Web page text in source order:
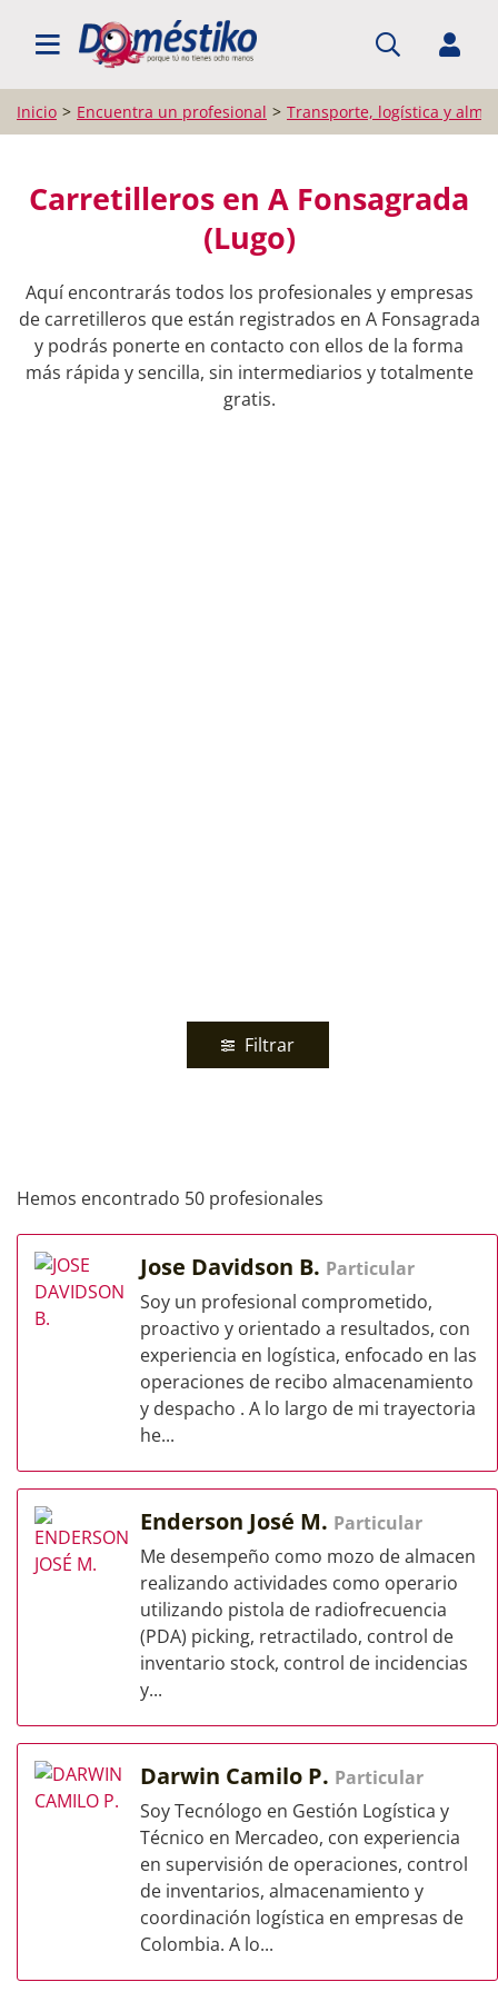
BUSCAR PROFESIONALES
Inicio Encuentra un profesional Transporte, logística y
Carretilleros en A Fonsagrada
(Lugo)
Aquí encontrarás todos los profesionales y empresas
de carretilleros que están registrados en A Fonsagrada
y podrás ponerte en contacto con ellos de la forma
más rápida y sencilla, sin intermediarios y totalmente
gratis.
Filtrar
Hemos encontrado 50 profesionales
Jose Davidson B. Particular
Soy un profesional comprometido,
proactivo y orientado a resultados, con
experiencia en logística, enfocado en las
operaciones de recibo almacenamiento
y despacho . A lo largo de mi trayectoria
he...
Enderson José M. Particular
Me desempeño como mozo de almacen
realizando actividades como operario
utilizando pistola de radiofrecuencia
(PDA) picking, retractilado, control de
inventario stock, control de incidencias
y...
Darwin Camilo P. Particular
Soy Tecnólogo en Gestión Logística y
Técnico en Mercadeo, con experiencia
en supervisión de operaciones, control
de inventarios, almacenamiento y
coordinación logística en empresas de
Colombia. A lo...